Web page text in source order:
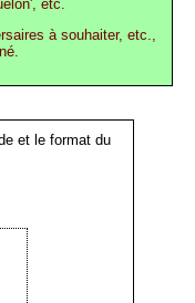
etc.
à souhaiter, etc.,
et le format du